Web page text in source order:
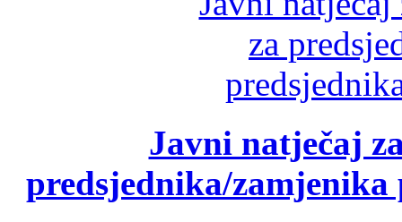
Javni natječaj
predsjednika/